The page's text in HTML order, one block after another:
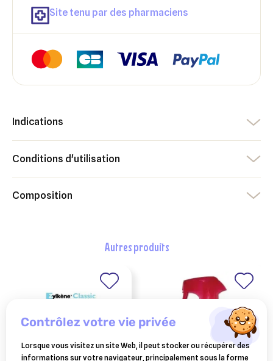
Site tenu par des pharmaciens
Indications
Conditions d'utilisation
Composition
autres produits
Nom de la liste d'envies
Annuler Créer une liste d'envies
Vous devez être connecté pour ajouter des produits à votre
liste d'envies.
Annuler Connexion
contrôlez votre vie privée
Lorsque vous visitez un site Web, il peut stocker ou récupérer des
informations sur votre navigateur, principalement sous la forme